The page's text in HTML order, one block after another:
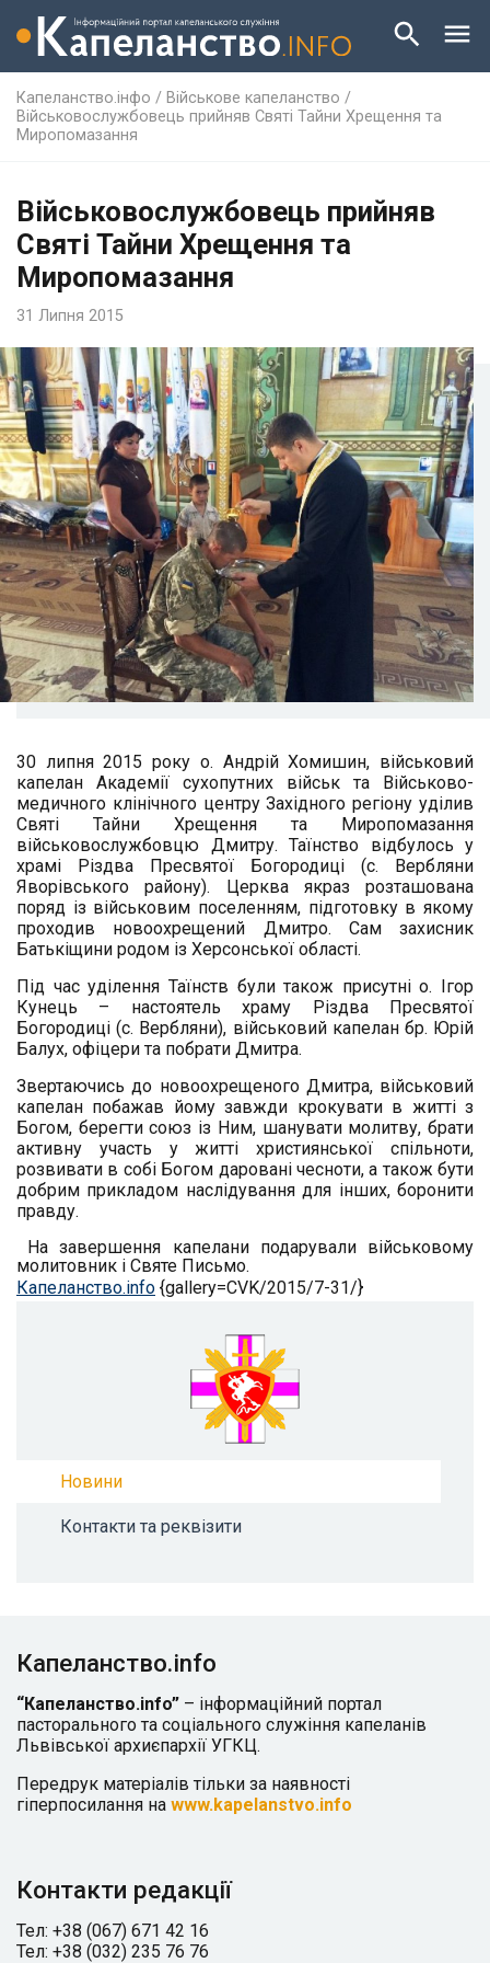
Капеланство.інфо / Військове капеланство /
Військовослужбовець прийняв Святі Тайни Хрещення та
Миропомазання
Військовослужбовець прийняв
Святі Тайни Хрещення та
Миропомазання
31 Липня 2015
30 липня 2015 року о. Андрій Хомишин, військовий
капелан Академії сухопутних військ та Військово-
медичного клінічного центру Західного регіону уділив
Святі Тайни Хрещення та Миропомазання
військовослужбовцю Дмитру. Таїнство відбулось у
храмі Різдва Пресвятої Богородиці (с. Вербляни
Яворівського району). Церква якраз розташована
поряд із військовим поселенням, підготовку в якому
проходив новоохрещений Дмитро. Сам захисник
Батькіщини родом із Херсонської області.
Під час уділення Таїнств були також присутні о. Ігор
Кунець – настоятель храму Різдва Пресвятої
Богородиці (с. Вербляни), військовий капелан бр. Юрій
Балух, офіцери та побрати Дмитра.
Звертаючись до новоохрещеного Дмитра, військовий
капелан побажав йому завжди крокувати в житті з
Богом, берегти союз із Ним, шанувати молитву, брати
активну участь у житті християнської спільноти,
розвивати в собі Богом даровані чесноти, а також бути
добрим прикладом наслідування для інших, боронити
правду.
На завершення капелани подарували військовому
молитовник і Святе Письмо.
Капеланство.info {gallery=CVK/2015/7-31/}
Новини
Контакти та реквізити
Капеланство.info
“Капеланство.info” – інформаційний портал
пасторального та соціального служіння капеланів
Львівської архиєпархії УГКЦ.
Передрук матеріалів тільки за наявності
гіперпосилання на www.kapelanstvo.info
Контакти редакції
Тел: +38 (067) 671 42 16
Тел: +38 (032) 235 76 76